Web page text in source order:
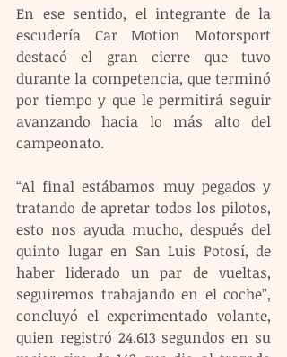
En ese sentido, el integrante de la
escudería Car Motion Motorsport
destacó el gran cierre que tuvo
durante la competencia, que terminó
por tiempo y que le permitirá seguir
avanzando hacia lo más alto del
campeonato.
“Al final estábamos muy pegados y
tratando de apretar todos los pilotos,
esto nos ayuda mucho, después del
quinto lugar en San Luis Potosí, de
haber liderado un par de vueltas,
seguiremos trabajando en el coche”,
concluyó el experimentado volante,
quien registró 24.613 segundos en su